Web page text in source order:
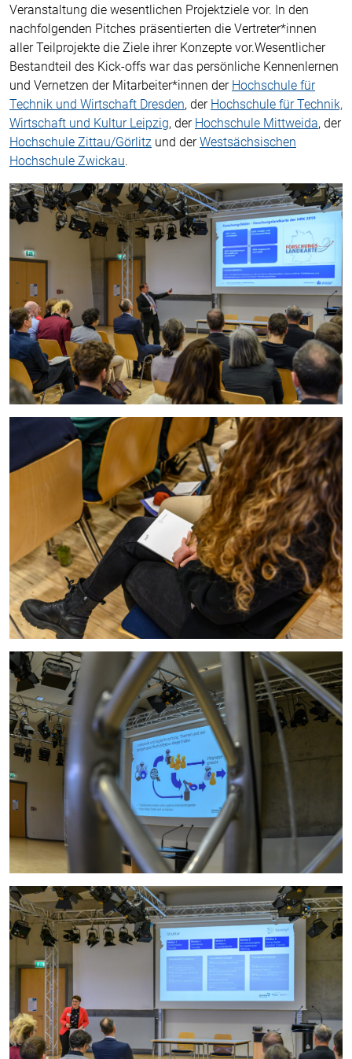
Veranstaltung die wesentlichen Projektziele vor. In den
nachfolgenden Pitches präsentierten die Vertreter*innen
aller Teilprojekte die Ziele ihrer Konzepte vor.Wesentlicher
Bestandteil des Kick-offs war das persönliche Kennenlernen
und Vernetzen der Mitarbeiter*innen der Hochschule für
Technik und Wirtschaft Dresden, der Hochschule für Technik,
Wirtschaft und Kultur Leipzig, der Hochschule Mittweida, der
Hochschule Zittau/Görlitz und derWestsächsischen
Hochschule Zwickau.